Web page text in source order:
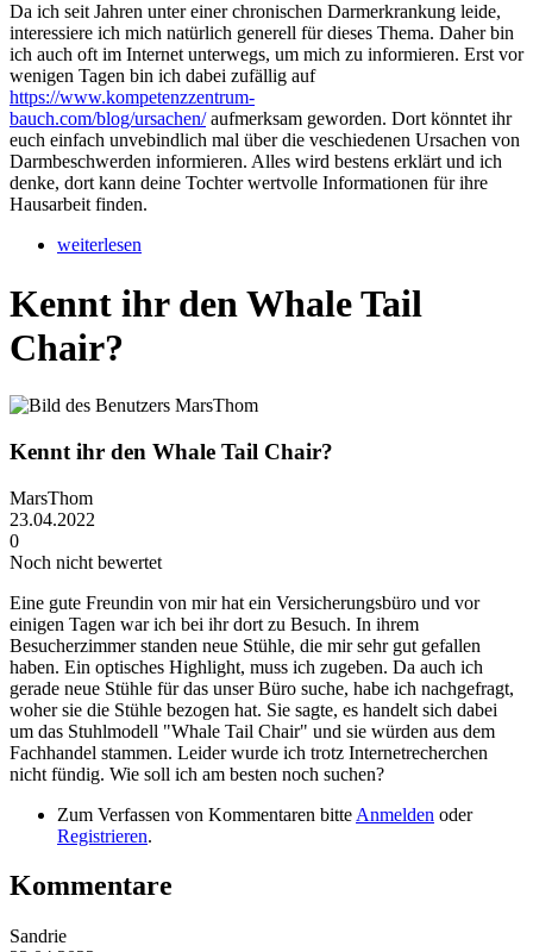
Da ich seit Jahren unter einer chronischen Darmerkrankung leide,
interessiere ich mich natürlich generell für dieses Thema. Daher bin
ich auch oft im Internet unterwegs, um mich zu informieren. Erst vor
wenigen Tagen bin ich dabei zufällig auf
https://www.kompetenzzentrum-
bauch.com/blog/ursachen/aufmerksam geworden. Dort könntet ihr
euch einfach unvebindlich mal über die veschiedenen Ursachen von
Darmbeschwerden informieren. Alles wird bestens erklärt und ich
denke, dort kann deine Tochter wertvolle Informationen für ihre
Hausarbeit finden.
weiterlesen
Kennt ihr den Whale Tail
Chair?
Kennt ihr den Whale Tail Chair?
MarsThom
23.04.2022
0
Noch nicht bewertet
Eine gute Freundin von mir hat ein Versicherungsbüro und vor
einigen Tagen war ich bei ihr dort zu Besuch. In ihrem
Besucherzimmer standen neue Stühle, die mir sehr gut gefallen
haben. Ein optisches Highlight, muss ich zugeben. Da auch ich
gerade neue Stühle für das unser Büro suche, habe ich nachgefragt,
woher sie die Stühle bezogen hat. Sie sagte, es handelt sich dabei
um das Stuhlmodell "Whale Tail Chair" und sie würden aus dem
Fachhandel stammen. Leider wurde ich trotz Internetrecherchen
nicht fündig. Wie soll ich am besten noch suchen?
Zum Verfassen von Kommentaren bitte Anmelden oder
Registrieren.
Kommentare
Sandrie